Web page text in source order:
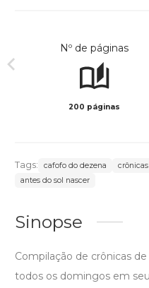
Nº de páginas
200 páginas
Tags: cafofo do dezena crônicas
antes do sol nascer
Sinopse
Compilação de crônicas
todos os domingos em